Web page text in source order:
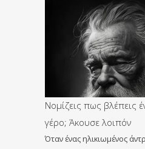
Νομίζεις πως βλέπεις
γέρο; Άκουσε λοιπόν
Όταν ένας ηλικιωμένος